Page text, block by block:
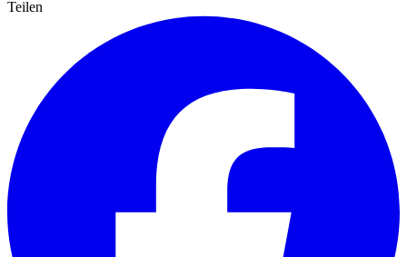
Teilen